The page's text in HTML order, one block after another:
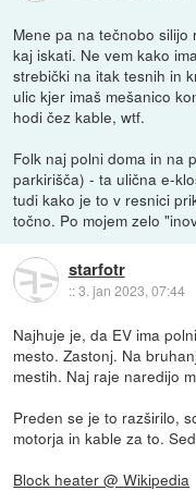
Mene pa na tečnobo
kaj iskati. Ne vem kako
strebički na itak tesnih in
ulic kjer imaš mešanico
hodi čez kable, wtf.
Folk naj polni doma in na
parkirišča) - ta ulična e-
tudi kako je to v resnici
točno. Po mojem zelo
starfotr
::3. jan 2023, 07:44
Najhuje je, da EV ima
mesto. Zastonj. Na
mestih. Naj raje naredijo
Preden se je to razširilo,
motorja in kable za to.
Block heater @ Wikipedia